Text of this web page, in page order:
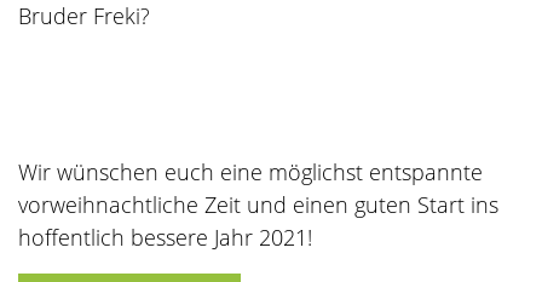
Bruder Freki?
Wir wünschen euch eine möglichst entspannte
vorweihnachtliche Zeit und einen guten Start ins
hoffentlich bessere Jahr 2021!